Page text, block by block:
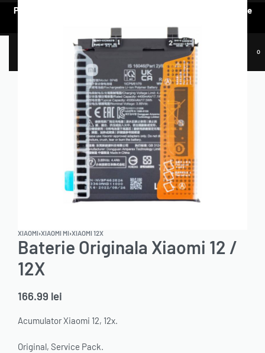
Pentru a vedea oferta de prețuri preferențiale, e nevoie să te
AUTENTIFICI.
0
XIAOMI›XIAOMI MI›XIAOMI 12X
Baterie Originala Xiaomi 12 /
12X
166.99 lei
Acumulator Xiaomi 12, 12x.
Original, Service Pack.